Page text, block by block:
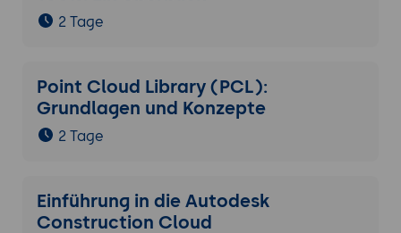
2 Tage
Point Cloud Library (PCL):
Grundlagen und Konzepte
2 Tage
Einführung in die Autodesk
Construction Cloud